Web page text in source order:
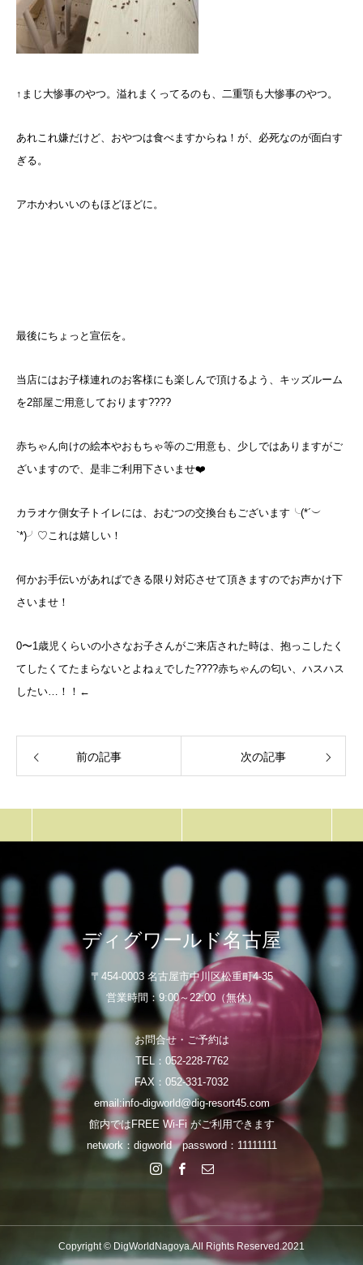
↑まじ大惨事のやつ。溢れまくってるのも、二重顎も大惨事のやつ。
あれこれ嫌だけど、おやつは食べますからね！が、必死なのが面白す
ぎる。
アホかわいいのもほどほどに。
最後にちょっと宣伝を。
当店にはお子様連れのお客様にも楽しんで頂けるよう、キッズルーム
を2部屋ご用意しております????
赤ちゃん向けの絵本やおもちゃ等のご用意も、少しではありますがご
ざいますので、是非ご利用下さいませ❤️
カラオケ側女子トイレには、おむつの交換台もございます╰(*´︶
`*)╯♡これは嬉しい！
何かお手伝いがあればできる限り対応させて頂きますのでお声かけ下
さいませ！
0〜1歳児くらいの小さなお子さんがご来店された時は、抱っこしたく
てしたくてたまらないとよねぇでした????赤ちゃんの匂い、ハスハス
したい…！！←
前の記事 次の記事
ディグワールド名古屋
〒454-0003 名古屋市中川区松重町4-35
営業時間：9:00～22:00（無休）
お問合せ・ご予約は
TEL：052-228-7762
FAX：052-331-7032
email:info-digworld@dig-resort45.com
館内ではFREE Wi-Fi がご利用できます
network：digworld password：11111111
Copyright © DigWorldNagoya.All Rights Reserved.2021